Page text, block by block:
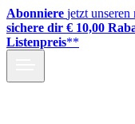
Abonniere jetzt unseren
sichere dir € 10,00
Listenpreis**